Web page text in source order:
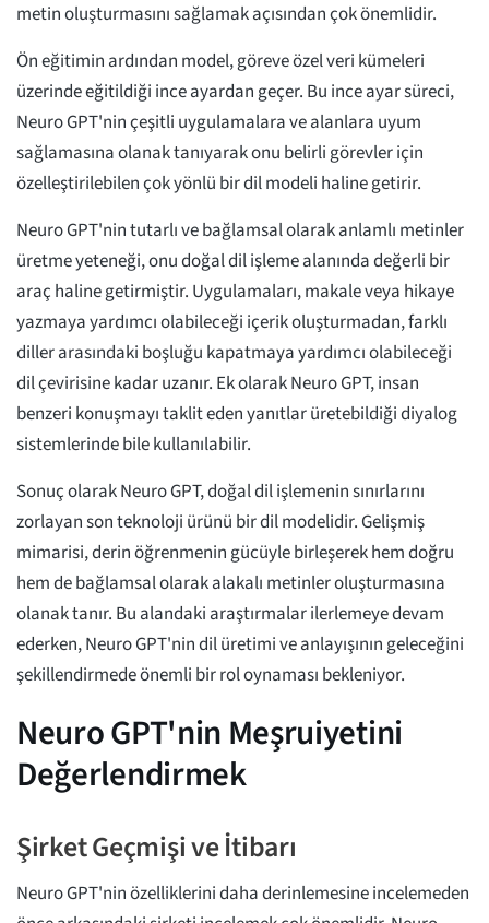
metin oluşturmasını sağlamak açısından çok önemlidir.
Ön eğitimin ardından model, göreve özel veri kümeleri
üzerinde eğitildiği ince ayardan geçer. Bu ince ayar süreci,
Neuro GPT'nin çeşitli uygulamalara ve alanlara uyum
sağlamasına olanak tanıyarak onu belirli görevler için
özelleştirilebilen çok yönlü bir dil modeli haline getirir.
Neuro GPT'nin tutarlı ve bağlamsal olarak anlamlı metinler
üretme yeteneği, onu doğal dil işleme alanında değerli bir
araç haline getirmiştir. Uygulamaları, makale veya hikaye
yazmaya yardımcı olabileceği içerik oluşturmadan, farklı
diller arasındaki boşluğu kapatmaya yardımcı olabileceği
dil çevirisine kadar uzanır. Ek olarak Neuro GPT, insan
benzeri konuşmayı taklit eden yanıtlar üretebildiği diyalog
sistemlerinde bile kullanılabilir.
Sonuç olarak Neuro GPT, doğal dil işlemenin sınırlarını
zorlayan son teknoloji ürünü bir dil modelidir. Gelişmiş
mimarisi, derin öğrenmenin gücüyle birleşerek hem doğru
hem de bağlamsal olarak alakalı metinler oluşturmasına
olanak tanır. Bu alandaki araştırmalar ilerlemeye devam
ederken, Neuro GPT'nin dil üretimi ve anlayışının geleceğini
şekillendirmede önemli bir rol oynaması bekleniyor.
Neuro GPT'nin Meşruiyetini
Değerlendirmek
Şirket Geçmişi ve İtibarı
Neuro GPT'nin özelliklerini daha derinlemesine incelemeden